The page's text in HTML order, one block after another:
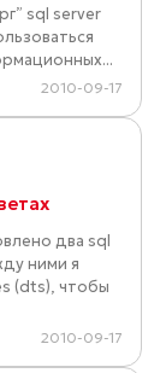
sql server
2010-09-17
два sql
ними я
(dts), чтобы
2010-09-17